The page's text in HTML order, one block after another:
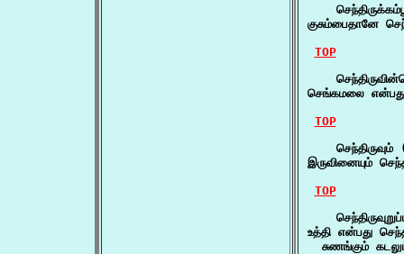
குசும்பைதானே
TOP
செங்கமலை
TOP
செந்திருவும்
இருவினையும்
TOP
உத்தி என்பது
சுணங்கும்